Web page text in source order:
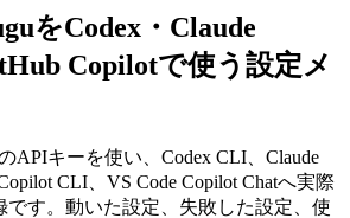
をCodex・Claude
Copilotで使う設定メ
APIキーを使い、Codex CLI、Claude
CLI、VS Code Copilot Chatへ実際
です。動いた設定、失敗した設定、使